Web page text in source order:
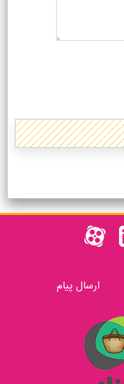
ارسال پیام